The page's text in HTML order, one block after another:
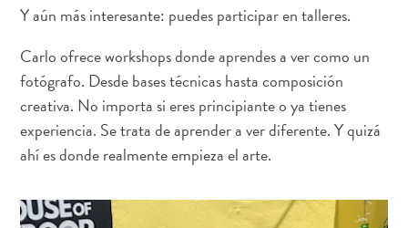
Cultura
Imágenes
The
Blue
Wave
Blogs
Actividades
Y aún más interesante: puedes participar en talleres.
Carlo ofrece workshops donde aprendes a ver como un
fotógrafo. Desde bases técnicas hasta composición
creativa. No importa si eres principiante o ya tienes
experiencia. Se trata de aprender a ver diferente. Y quizá
ahí es donde realmente empieza el arte.